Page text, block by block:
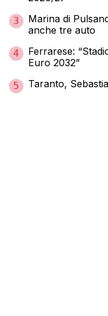
3
Marina di
anche tre auto
4
Ferrarese:
Euro 2032”
5 Taranto,